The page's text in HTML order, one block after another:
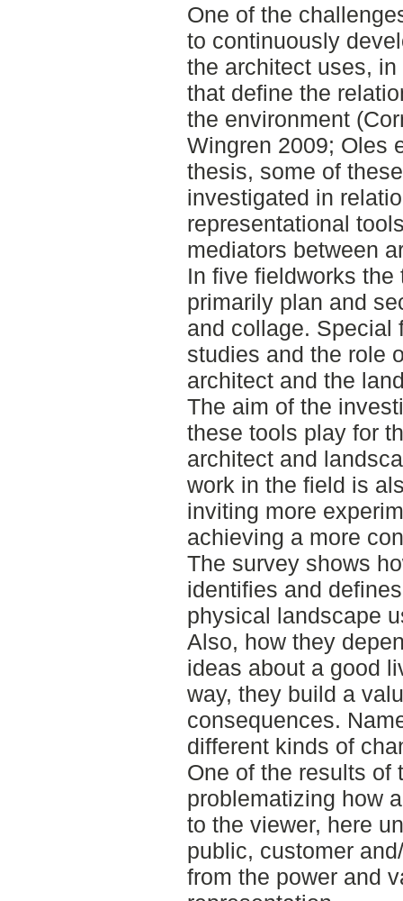
One of the
to continuously
the architect uses,
that define the
the environment
Wingren 2009; Oles
thesis, some of
investigated in
representational
mediators between
In five fieldworks
primarily plan and
and collage. Special
studies and the role
architect and the
The aim of the
these tools play for
architect and
work in the field is
inviting more
achieving a more
The survey shows
identifies and
physical landscape
Also, how they
ideas about a good
way, they build a
consequences.
different kinds of
One of the results of
problematizing how
to the viewer, here
public, customer
from the power and